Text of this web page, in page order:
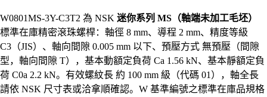
W0801MS-3Y-C3T2 為 NSK 迷你系列 MS（軸端未加工毛坯）
標準在庫精密滾珠螺桿：軸徑 8 mm、導程 2 mm、精度等級
C3（JIS）、軸向間隙 0.005 mm 以下、預壓方式 無預壓（間隙
型，軸向間隙 T），基本動額定負荷 Ca 1.56 kN、基本靜額定負
荷 C0a 2.2 kN。有效螺紋長 約 100 mm 級（代碼 01），軸全長
請依 NSK 尺寸表或洽拿順確認。W 基準編號之標準在庫品規格